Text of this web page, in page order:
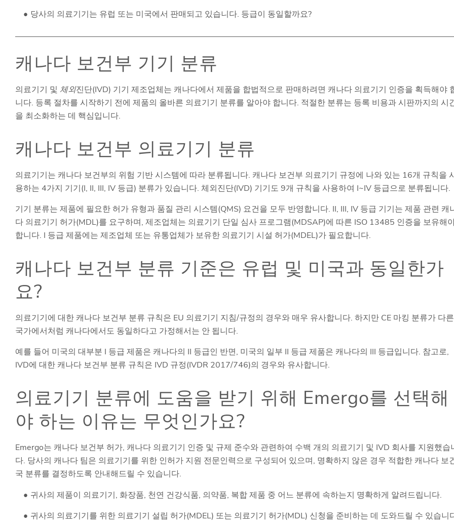
당사의 의료기기는 유럽 또는 미국에서 판매되고 있습니다. 등급이 동일할까요?
캐나다 보건부 기기 분류
의료기기 및 체외진단(IVD) 기기 제조업체는 캐나다에서 제품을 합법적으로 판매하려면 캐나다 의료기기 인증을 획득해야
니다. 등록 절차를 시작하기 전에 제품의 올바른 의료기기 분류를 알아야 합니다. 적절한 분류는 등록 비용과 시판까지의 시
을 최소화하는 데 핵심입니다.
캐나다 보건부 의료기기 분류
의료기기는 캐나다 보건부의 위험 기반 시스템에 따라 분류됩니다. 캐나다 보건부 의료기기 규정에 나와 있는 16개 규칙을
용하는 4가지 기기(I, II, III, IV 등급) 분류가 있습니다. 체외진단(IVD) 기기도 9개 규칙을 사용하여 I~IV 등급으로 분류됩니다.
기기 분류는 제품에 필요한 허가 유형과 품질 관리 시스템(QMS) 요건을 모두 반영합니다. II, III, IV 등급 기기는 제품 관련 캐
다 의료기기 허가(MDL)를 요구하며, 제조업체는 의료기기 단일 심사 프로그램(MDSAP)에 따른 ISO 13485 인증을 보유해
합니다. I 등급 제품에는 제조업체 또는 유통업체가 보유한 의료기기 시설 허가(MDEL)가 필요합니다.
캐나다 보건부 분류 기준은 유럽 및 미국과 동일한가
요?
의료기기에 대한 캐나다 보건부 분류 규칙은 EU 의료기기 지침/규정의 경우와 매우 유사합니다. 하지만 CE 마킹 분류가 다른
국가에서처럼 캐나다에서도 동일하다고 가정해서는 안 됩니다.
예를 들어 미국의 대부분 I 등급 제품은 캐나다의 II 등급인 반면, 미국의 일부 II 등급 제품은 캐나다의 III 등급입니다. 참고로,
IVD에 대한 캐나다 보건부 분류 규칙은 IVD 규정(IVDR 2017/746)의 경우와 유사합니다.
의료기기 분류에 도움을 받기 위해 Emergo를 선택해
야 하는 이유는 무엇인가요?
Emergo는 캐나다 보건부 허가, 캐나다 의료기기 인증 및 규제 준수와 관련하여 수백 개의 의료기기 및 IVD 회사를 지원했습
다. 당사의 캐나다 팀은 의료기기를 위한 인허가 지원 전문인력으로 구성되어 있으며, 명확하지 않은 경우 적합한 캐나다 보
국 분류를 결정하도록 안내해드릴 수 있습니다.
귀사의 제품이 의료기기, 화장품, 천연 건강식품, 의약품, 복합 제품 중 어느 분류에 속하는지 명확하게 알려드립니다.
귀사의 의료기기를 위한 의료기기 설립 허가(MDEL) 또는 의료기기 허가(MDL) 신청을 준비하는 데 도와드릴 수 있습니